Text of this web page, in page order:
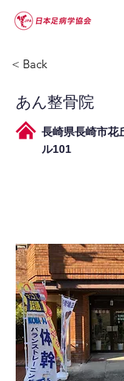
< Back
あん整骨院
長崎県長崎市花
ル101